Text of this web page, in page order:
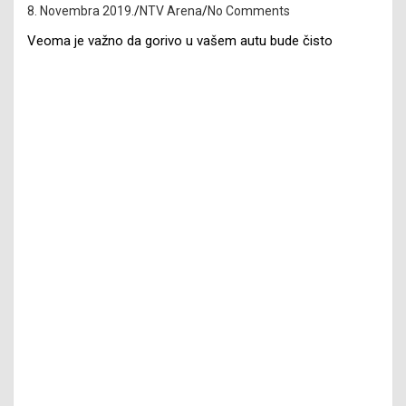
8. Novembra 2019. NTV Arena No Comments
Veoma je važno da gorivo u vašem autu bude čisto